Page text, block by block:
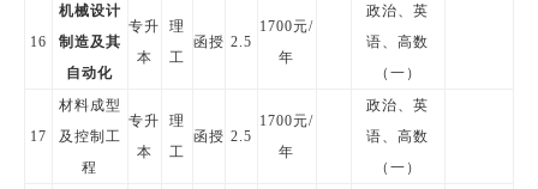
16
机械设计
制造及其
自动化
专升
本
理
工
函授 2.5
1700元/
年
政治、英
语、高数
（一）
17
材料成型
及控制工
程
专升
本
理
工
函授 2.5
1700元/
年
政治、英
语、高数
（一）